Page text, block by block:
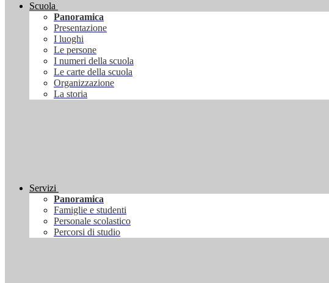
Scuola
Panoramica
Presentazione
I luoghi
Le persone
I numeri della scuola
Le carte della scuola
Organizzazione
La storia
Servizi
Panoramica
Famiglie e studenti
Personale scolastico
Percorsi di studio